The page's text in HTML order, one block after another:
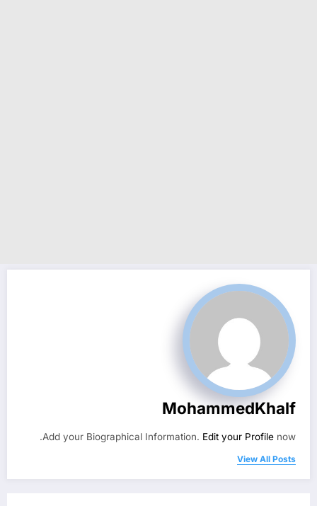
MohammedKhalf
Add your Biographical Information. Edit your Profile now.
View All Posts